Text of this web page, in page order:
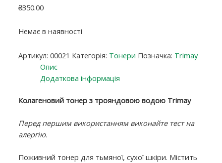
₴350.00
Немає в наявності
Артикул:00021 Категорія: Тонери Позначка: Trimay
Опис
Додаткова інформація
Колагеновий тонер з трояндовою водою Trimay
Перед першим використанням виконайте тест на
алергію.
Поживний тонер для тьмяної, сухої шкіри. Містить